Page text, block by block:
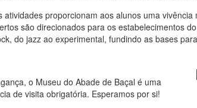
atividades proporcionam aos alunos uma
são direcionados para os estabelecimentos
do jazz ao experimental, fundindo as bases
o Museu do Abade de Baçal é uma
de visita obrigatória. Esperamos por si!